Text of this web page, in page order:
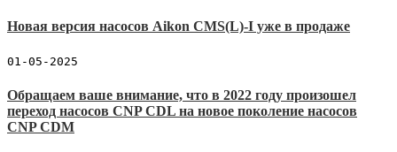
Новая версия насосов Aikon CMS(L)-I уже в продаже
01-05-2025
Обращаем ваше внимание, что в 2022 году произошел
переход насосов CNP CDL на новое поколение насосов
CNP CDM